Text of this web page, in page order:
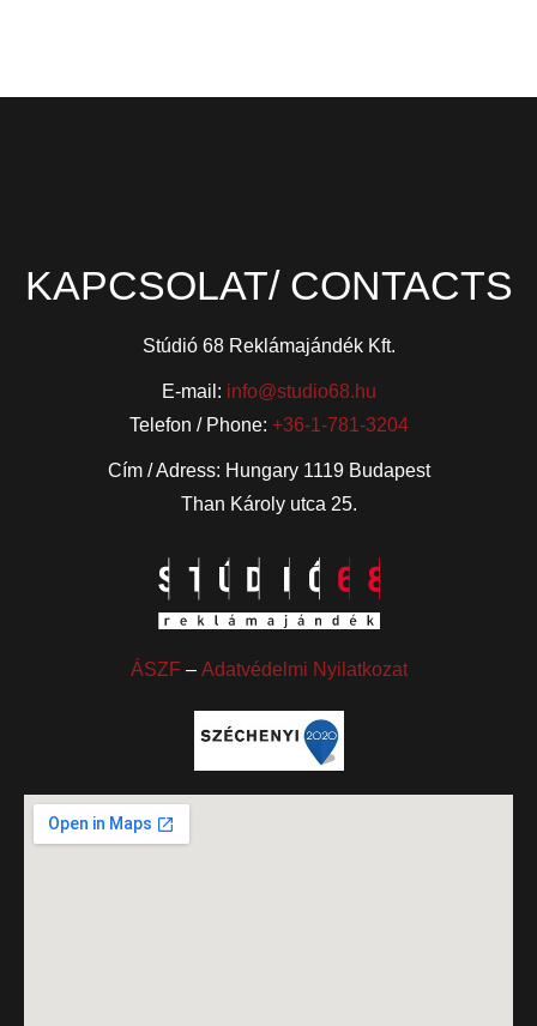
KAPCSOLAT/ CONTACTS
Stúdió 68 Reklámajándék Kft.
E-mail: info@studio68.hu
Telefon / Phone: +36-1-781-3204
Cím / Adress: Hungary 1119 Budapest
Than Károly utca 25.
ÁSZF – Adatvédelmi Nyilatkozat